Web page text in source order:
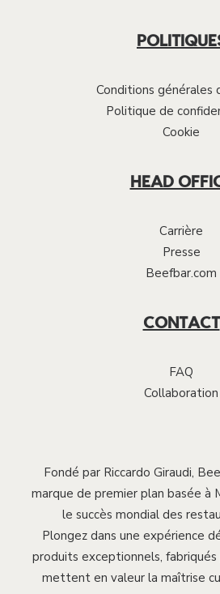
Conditions générales
Politique de
Cookie
HEAD
Carrière
Presse
Beefbar.com
CONTACT
FAQ
Collaboration
Fondé par Riccardo Giraudi,
marque de premier plan basée à
le succès mondial des
Plongez dans une expérience
produits exceptionnels,
mettent en valeur la maîtrise